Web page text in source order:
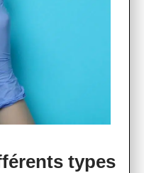
types